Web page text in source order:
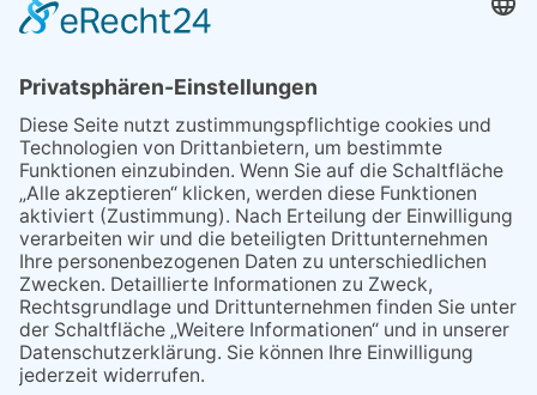
Sperrung B455: Kleiner
Grenzverkehr statt weite Wege
21.04.2026
Wenn Bahn-Computer nicht
miteinander kommunizieren
11.03.2026
"Plakatverbot für überregionale
Demos"
04.02.2026
Gelbe Tonne – Ein kleiner Blick
über den Tellerand
04.02.2026
Plastikersparnis durch Nutzung
von Gelber Tonne statt Säcken